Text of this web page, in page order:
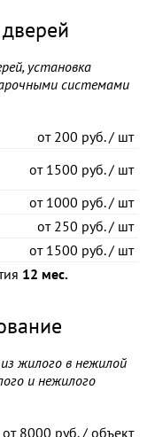
установка
системами
от200 руб. / шт
от1500 руб. / шт
от1000 руб. / шт
от250 руб. / шт
от1500 руб. / шт
12 мес.
жилого в нежилой
и нежилого
от8000 руб. / объект